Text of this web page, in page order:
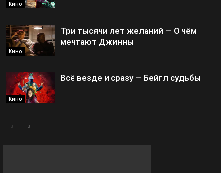
Кино
Кино
Три тысячи лет желаний — О чём
мечтают Джинны
Кино
Всё везде и сразу — Бейгл судьбы